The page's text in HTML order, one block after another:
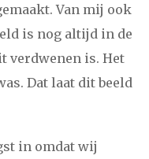
juni juli augustus
Van mij ook
is nog altijd in de
verdwenen is. Het
Dat laat dit beeld
in omdat wij